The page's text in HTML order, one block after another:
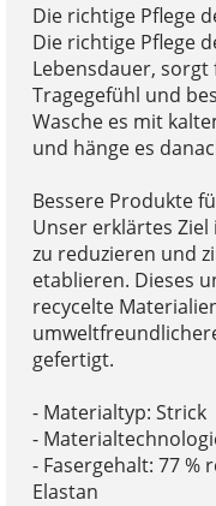
Die richtige Pflege
Die richtige Pflege
Lebensdauer,
Tragegefühl und
Wasche es mit
und hänge es
Bessere Produkte
Unser erklärtes Ziel
zu reduzieren und
etablieren. Dieses
recycelte
gefertigt.
- Materialtyp: Strick
-
- Fasergehalt: 77 %
Elastan